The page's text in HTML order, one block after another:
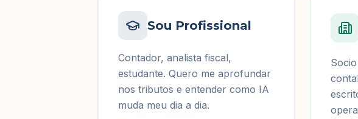
Sou Profissional
Contador, analista fiscal,
estudante. Quero me aprofundar
nos tributos e entender como IA
muda meu dia a dia.